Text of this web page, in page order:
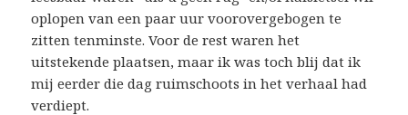
oplopen van een paar uur voorovergebogen te
zitten tenminste. Voor de rest waren het
uitstekende plaatsen, maar ik was toch blij dat ik
mij eerder die dag ruimschoots in het verhaal had
verdiept.